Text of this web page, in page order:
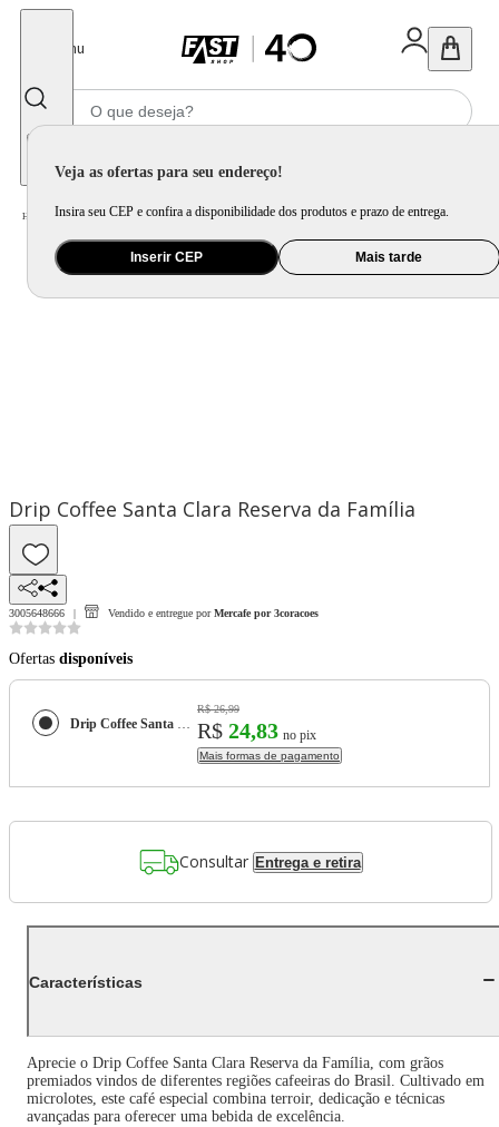
Menu
Veja as ofertas para seu endereço!
Insira seu CEP e confira a disponibilidade dos produtos e prazo de entrega.
Inserir CEP Mais tarde
Home Mercado / Bebida Bebida Não Alcoolica
Drip Coffee Santa Clara Reserva da Família
3005648666 Vendido e entregue por Mercafe por 3coracoes
Ofertas disponíveis
Drip Coffee Santa Clara Reserva da Família
R$ 26,99
R$ 24,83 no pix
Mais formas de pagamento
Consultar Entrega e retira
Características
Aprecie o Drip Coffee Santa Clara Reserva da Família, com grãos
premiados vindos de diferentes regiões cafeeiras do Brasil. Cultivado em
microlotes, este café especial combina terroir, dedicação e técnicas
avançadas para oferecer uma bebida de excelência.